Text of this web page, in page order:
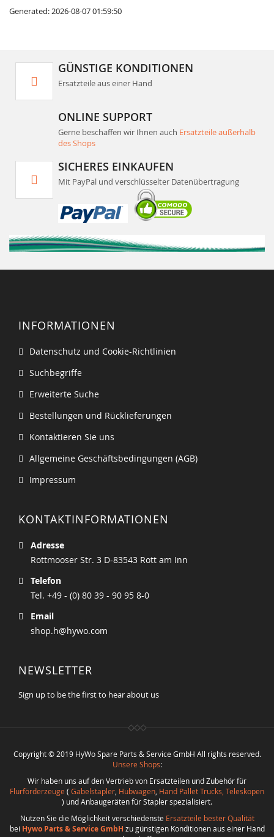
Generated: 2026-08-07 01:59:50
GÜNSTIGE KONDITIONEN
Ersatzteile aus einer Hand
ONLINE SUPPORT
Gerne beschaffen wir Ihnen auch Ersatzteile außerhalb
des Shops
SICHERES EINKAUFEN
Mit PayPal und verschlüsselter Datenübertragung
INFORMATIONEN
Datenschutz und Cookie-Richtlinien
Suchbegriffe
Erweiterte Suche
Bestellungen und Rücklieferungen
Kontaktieren Sie uns
Allgemeine Geschäftsbedingungen (AGB)
Impressum
KONTAKTINFORMATIONEN
Adresse
Rottmooser Str. 3 D-83543 Rott am Inn
Telefon
Tel. +49 - (0) 80 39 - 90 95 8-0
Email
shop.h@hywo.com
NEWSLETTER
Sign up to be the first to hear about us
Copyright © 2019 HyWo Spare Parts & Service GmbH All rights reserved.
Unsere Shops:
Wir haben uns auf den Vertrieb von Ersatzteilen und Zubehör für
Flurförderzeuge ( Gabelstapler Hubwagen Hand Pallet Trucks, Teleskopen
) und Anbaugeräten für Stapler spezialisiert.
Nutzen Sie die Möglichkeit verschiedenste Ersatzteile bester Qualität
bei Hywo Parts & Service GmbH zu günstigen Konditionen aus einer Hand